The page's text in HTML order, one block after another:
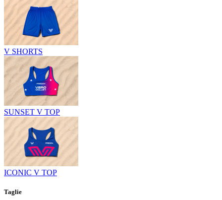
V SHORTS
SUNSET V TOP
ICONIC V TOP
Taglie